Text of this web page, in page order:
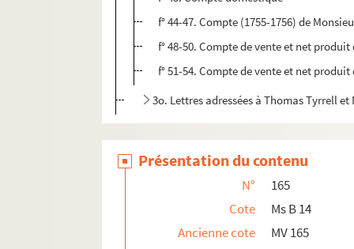
f° 44-47. Compte (1755-1756) de
f° 48-50. Compte de vente et net
f° 51-54. Compte de vente et net
3o. Lettres adressées à Thomas Tyrrell
Ms C 641. Testament de feu M. Thomas Tyrrel
Ms A 200. « Inventaire des biens meubles et
Ms C 642. Pièces relatives à la succession de
Ms A 201. « Copie de différentes lettres de M.
Présentation du contenu
N°
165
Cote
Ms B 14
Ancienne cote
MV 165